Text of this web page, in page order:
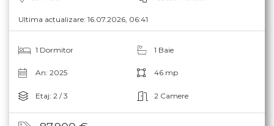
Ultima actualizare: 16.07.2026, 06:41
1 Dormitor 1 Baie
An: 2025 46 mp
Etaj: 2 / 3 2 Camere